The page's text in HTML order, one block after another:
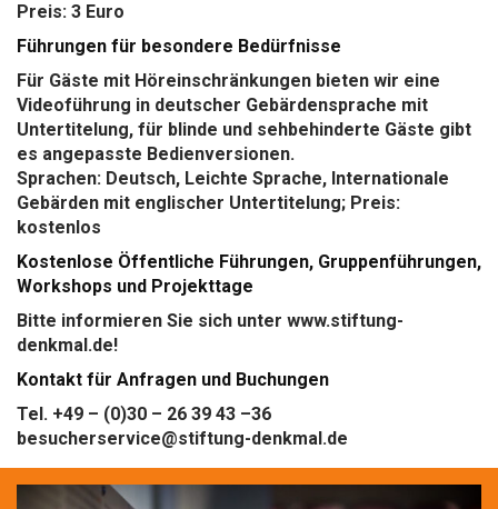
Preis: 3 Euro
Führungen für besondere Bedürfnisse
Für Gäste mit Höreinschränkungen bieten wir eine
Videoführung in deutscher Gebärdensprache mit
Untertitelung, für blinde und sehbehinderte Gäste gibt
es angepasste Bedienversionen.
Sprachen: Deutsch, Leichte Sprache, Internationale
Gebärden mit englischer Untertitelung; Preis:
kostenlos
Kostenlose Öffentliche Führungen, Gruppenführungen,
Workshops und Projekttage
Bitte informieren Sie sich unter www.stiftung-
denkmal.de!
Kontakt für Anfragen und Buchungen
Tel. +49 – (0)30 – 26 39 43 –36
besucherservice@stiftung-denkmal.de